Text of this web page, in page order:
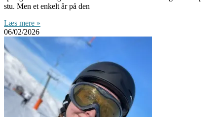
stu. Men et enkelt år på den
Læs mere »
06/02/2026